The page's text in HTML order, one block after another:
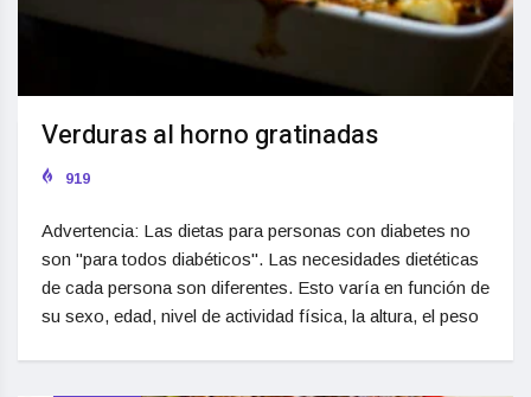
Verduras al horno gratinadas
919
Advertencia: Las dietas para personas con diabetes no
son "para todos diabéticos". Las necesidades dietéticas
de cada persona son diferentes. Esto varía en función de
su sexo, edad, nivel de actividad física, la altura, el peso